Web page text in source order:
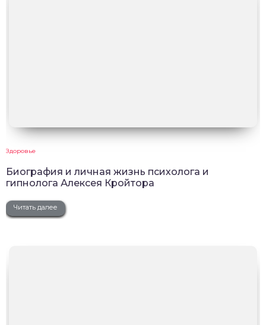
Здоровье
Биография и личная жизнь психолога и
гипнолога Алексея Кройтора
Читать далее